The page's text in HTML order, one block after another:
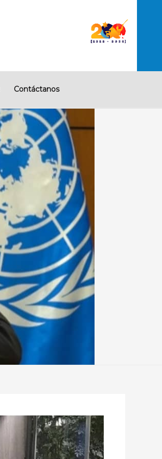
Contáctanos